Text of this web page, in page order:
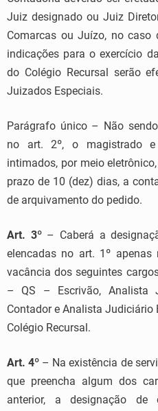
Juiz designado ou Juiz
Comarcas ou Juízo, no caso
indicações para o exercício
do Colégio Recursal serão
Juizados Especiais.
Parágrafo único – Não
no art. 2º, o magistrado
intimados, por meio
prazo de 10 (dez) dias, a
de arquivamento do pedido.
Art. 3º – Caberá a
elencadas no art. 1º
vacância dos seguintes
– QS – Escrivão, Analista
Contador e Analista Judiciário
Colégio Recursal.
Art. 4º – Na existência de
que preencha algum dos
anterior, a designação de